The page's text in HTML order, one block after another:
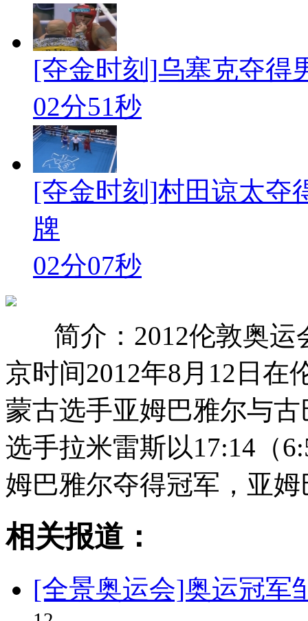
[夺金时刻]乌塞克夺得
02分51秒
[夺金时刻]村田谅太夺
牌
02分07秒
简介：2012伦敦奥
京时间2012年8月12日在
蒙古选手亚姆巴雅尔与
选手拉米雷斯以17:14（
姆巴雅尔夺得冠军，亚
相关报道：
[全景奥运会]奥运冠军